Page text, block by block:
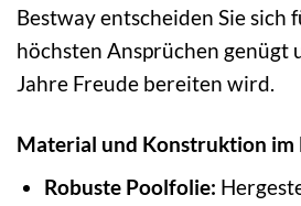
Bestway entscheiden Sie sich
höchsten Ansprüchen genügt
Jahre Freude bereiten wird.
Material und Konstruktion im
Robuste Poolfolie: